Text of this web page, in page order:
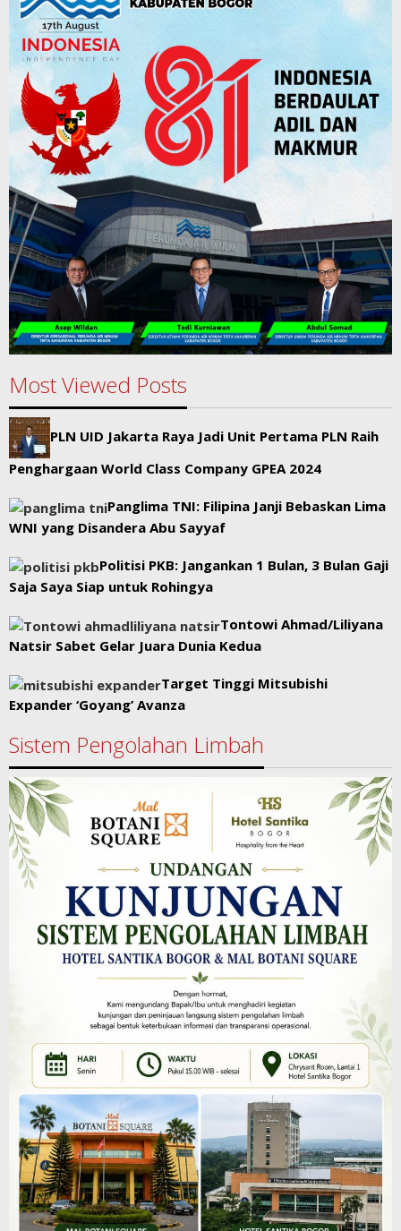
Most Viewed Posts
PLN UID Jakarta Raya Jadi Unit Pertama PLN Raih
Penghargaan World Class Company GPEA 2024
Panglima TNI: Filipina Janji Bebaskan Lima
WNI yang Disandera Abu Sayyaf
Politisi PKB: Jangankan 1 Bulan, 3 Bulan Gaji
Saja Saya Siap untuk Rohingya
Tontowi Ahmad/Liliyana
Natsir Sabet Gelar Juara Dunia Kedua
Target Tinggi Mitsubishi
Expander ‘Goyang’ Avanza
Sistem Pengolahan Limbah